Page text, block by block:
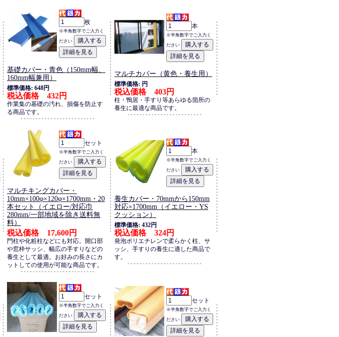
枚
※半角数字でご入力く
ださい
基礎カバー・青色（150mm幅、
160mm幅兼用）
標準価格: 648円
税込価格 432円
作業集の基礎の汚れ、損傷を防止す
る商品です。
本
※半角数字でご入力く
ださい
マルチカバー（黄色・養生用）
標準価格: 円
税込価格 403円
柱・鴨居・手すり等あらゆる箇所の
養生に最適な商品です。
セット
※半角数字でご入力く
ださい
マルチキングカバー・
10mm×100φ×120φ×1700mm・20
本セット（イエロー/対応巾
280mm/一部地域を除き送料無
料）
税込価格 17,600円
門柱や化粧柱などにも対応。開口部
や窓枠サッシ、幅広の手すりなどの
養生として最適。お好みの長さにカ
ットしての使用が可能な商品です。
本
※半角数字でご入力く
ださい
養生カバー・70mmから150mm
対応×1700mm（イエロー・YS
クッション）
標準価格: 432円
税込価格 324円
発泡ポリエチレンで柔らかく柱、サ
ッシ、手すりの養生に適した商品で
す。
セット
※半角数字でご入力く
ださい
セット
※半角数字でご入力く
ださい